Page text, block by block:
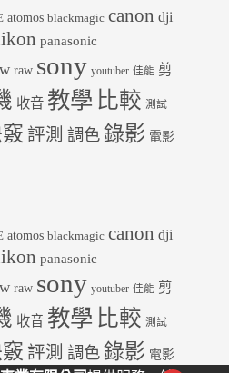
atomos blackmagic canon dji
panasonic
raw sony youtuber 佳能 剪
收音 教學 比較 測試
評測 調色 錄影 電影
atomos blackmagic canon dji
panasonic
raw sony youtuber 佳能 剪
收音 教學 比較 測試
評測 調色 錄影 電影